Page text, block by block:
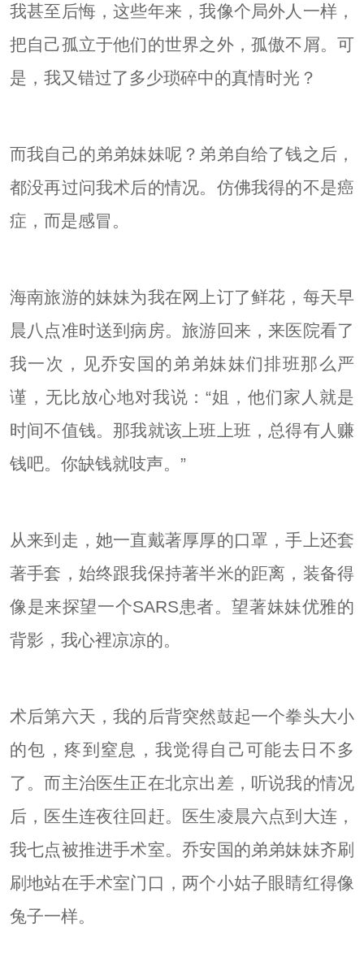
我甚至后悔，这些年来，我像个局外人一样，
把自己孤立于他们的世界之外，孤傲不屑。可
是，我又错过了多少琐碎中的真情时光？
而我自己的弟弟妹妹呢？弟弟自给了钱之后，
都没再过问我术后的情况。仿佛我得的不是癌
症，而是感冒。
海南旅游的妹妹为我在网上订了鲜花，每天早
晨八点准时送到病房。旅游回来，来医院看了
我一次，见乔安国的弟弟妹妹们排班那么严
谨，无比放心地对我说：“姐，他们家人就是
时间不值钱。那我就该上班上班，总得有人赚
钱吧。你缺钱就吱声。”
从来到走，她一直戴著厚厚的口罩，手上还套
著手套，始终跟我保持著半米的距离，装备得
像是来探望一个SARS患者。望著妹妹优雅的
背影，我心裡凉凉的。
术后第六天，我的后背突然鼓起一个拳头大小
的包，疼到窒息，我觉得自己可能去日不多
了。而主治医生正在北京出差，听说我的情况
后，医生连夜往回赶。医生凌晨六点到大连，
我七点被推进手术室。乔安国的弟弟妹妹齐刷
刷地站在手术室门口，两个小姑子眼睛红得像
兔子一样。